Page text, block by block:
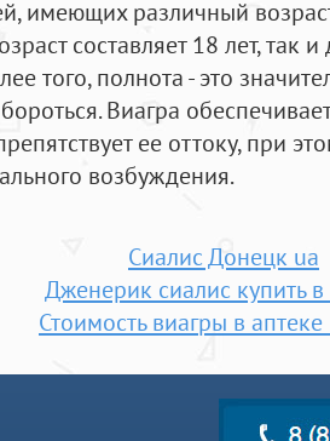
имеющих различный
составляет 18 лет, так
того, полнота - это
Виагра
ее оттоку, при
возбуждения.
Сиалис Донецк ua
Дженерик сиалис купить
Стоимость виагры в